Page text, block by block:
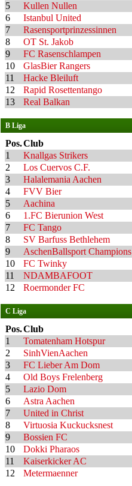
5
Kullen Nullen
6
Istanbul United
7
Rasensportprinzessinnen
8
OT St. Jakob
9
FC Rasenschlampen
10
GlasBier Rangers
11
Hacke Bleiluft
12
Rapid Rosettentango
13
Real Balkan
B Liga
Pos.Club
1
Knallgas Strikers
2
Los Cuervos C.F.
3
Halalemania Aachen
4
FVV Bier
5
Aachina
6
1.FC Bierunion West
7
FC Tango
8
SV Barfuss Bethlehem
9
AschenBallsport Champions
10
FC Twinky
11
NDAMBAFOOT
12
Roermonder FC
C Liga
Pos.Club
1
Tomatenham Hotspur
2
SinhVienAachen
3
FC Lieber Am Dom
4
Old Boys Frelenberg
5
Lazio Dom
6
Astra Aachen
7
United in Christ
8
Virtuosia Kuckucksnest
9
Bossien FC
10
Dokki Pharaos
11
Kaiserkicker AC
12
Metermaenner